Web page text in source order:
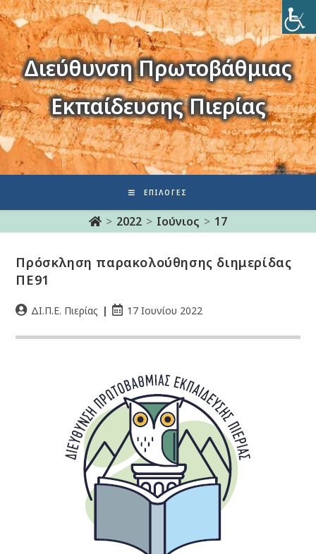
Διεύθυνση Πρωτοβάθμιας
Εκπαίδευσης Πιερίας
ΕΠΙΛΟΓΈΣ
> 2022 > Ιούνιος > 17
Πρόσκληση παρακολούθησης διημερίδας
ΠΕ91
ΔΙ.Π.Ε. Πιερίας 17 Ιουνίου 2022